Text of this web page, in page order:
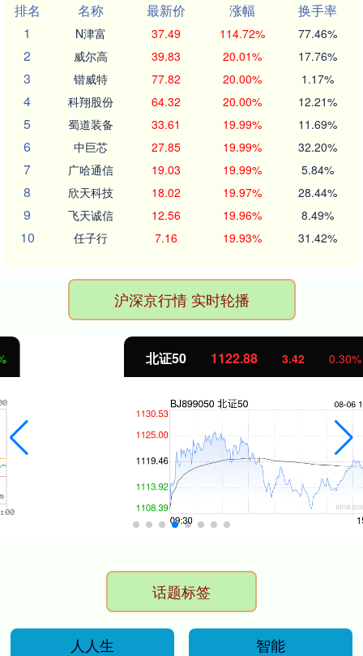
排名
名称 最新价 涨幅
换手率
1
N津富 37.49 114.72% 77.46%
2 威尔高 39.83 20.01% 17.76%
3 锴威特 77.82 20.00% 1.17%
4 科翔股份 64.32 20.00% 12.21%
5 蜀道装备 33.61 19.99% 11.69%
6 中巨芯 27.85 19.99% 32.20%
7 广哈通信 19.03 19.99% 5.84%
8 欣天科技 18.02 19.97% 28.44%
9 飞天诚信 12.56 19.96% 8.49%
10 任子行 7.16 19.93% 31.42%
沪深京行情 实时轮播
1122.88 3.42 0.30%
话题标签
人人生
智能